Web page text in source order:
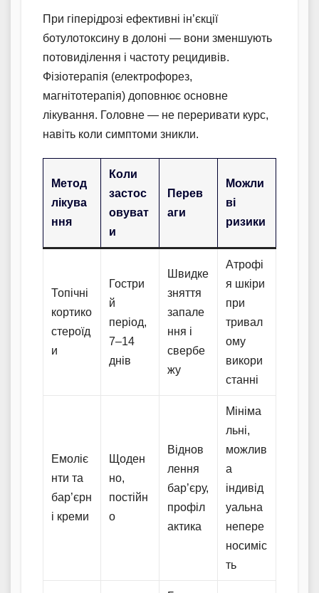
При гіперідрозі ефективні ін’єкції
ботулотоксину в долоні — вони зменшують
потовиділення і частоту рецидивів.
Фізіотерапія (електрофорез,
магнітотерапія) доповнює основне
лікування. Головне — не переривати курс,
навіть коли симптоми зникли.
Метод
лікува
ння
Коли
застос
овуват
и
Перев
аги
Можли
ві
ризики
Топічні
кортико
стероїд
и
Гостри
й
період,
7–14
днів
Швидке
зняття
запале
ння і
свербе
жу
Атрофі
я шкіри
при
тривал
ому
викори
станні
Емоліє
нти та
бар’єрн
і креми
Щоден
но,
постійн
о
Віднов
лення
бар’єру,
профіл
актика
Мініма
льні,
можлив
а
індивід
уальна
непере
носиміс
ть